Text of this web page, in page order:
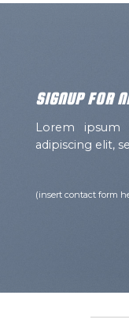
SIGNUP FOR
Lorem ipsum
adipiscing elit,
(insert contact form